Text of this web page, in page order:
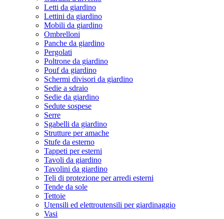
Letti da giardino
Lettini da giardino
Mobili da giardino
Ombrelloni
Panche da giardino
Pergolati
Poltrone da giardino
Pouf da giardino
Schermi divisori da giardino
Sedie a sdraio
Sedie da giardino
Sedute sospese
Serre
Sgabelli da giardino
Strutture per amache
Stufe da esterno
Tappeti per esterni
Tavoli da giardino
Tavolini da giardino
Teli di protezione per arredi esterni
Tende da sole
Tettoie
Utensili ed elettroutensili per giardinaggio
Vasi